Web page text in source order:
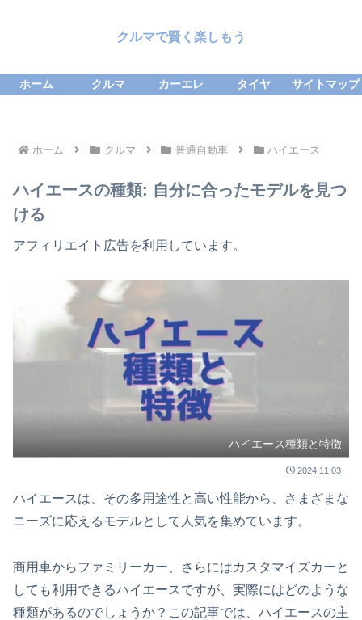
クルマで賢く楽しもう
ホーム クルマ カーエレ タイヤ サイトマップ
ホーム クルマ 普通自動車 ハイエース
ハイエースの種類: 自分に合ったモデルを見つ
ける
アフィリエイト広告を利用しています。
ハイエース種類と特徴
2024.11.03
ハイエースは、その多用途性と高い性能から、さまざまな
ニーズに応えるモデルとして人気を集めています。
商用車からファミリーカー、さらにはカスタマイズカーと
しても利用できるハイエースですが、実際にはどのような
種類があるのでしょうか？この記事では、ハイエースの主